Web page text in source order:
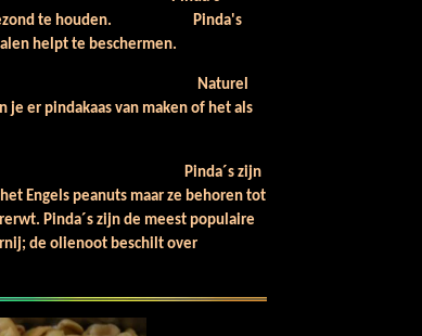
gezond te houden. Pinda's
helpt te beschermen.
er pindakaas van maken of het als
zijn
Engels peanuts maar ze behoren tot
Pinda´s zijn de meest populaire
de olienoot beschilt over